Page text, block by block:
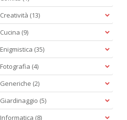
Creatività (13)
Cucina (9)
Enigmistica (35)
Fotografia (4)
Generiche (2)
Giardinaggio (5)
Informatica (8)